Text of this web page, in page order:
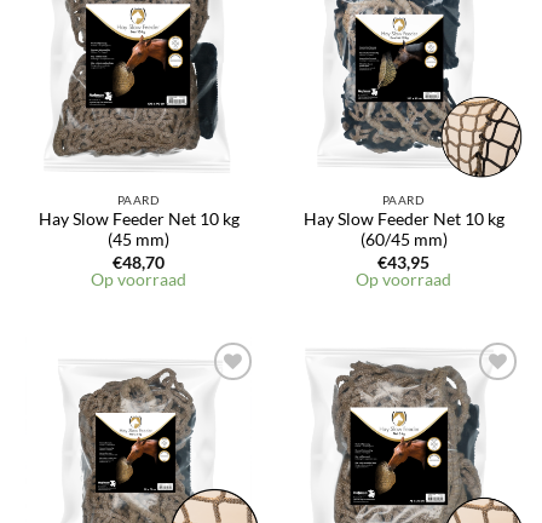
PAARD
Hay Slow Feeder Net 10 kg
(45 mm)
€48,70
Op voorraad
PAARD
Hay Slow Feeder Net 10 kg
(60/45 mm)
€43,95
Op voorraad